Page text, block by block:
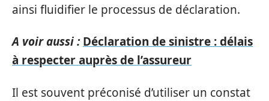
ainsi fluidifier le processus de déclaration.
A voir aussi : Déclaration de sinistre : délais
à respecter auprès de l’assureur
Il est souvent préconisé d’utiliser un constat